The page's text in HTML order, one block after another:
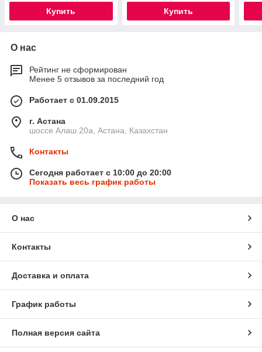
Купить Купить
О нас
Рейтинг не сформирован
Менее 5 отзывов за последний год
Работает с 01.09.2015
г. Астана
шоссе Алаш 20а, Астана, Казахстан
Контакты
Сегодня работает с 10:00 до 20:00
Показать весь график работы
О нас
Контакты
Доставка и оплата
График работы
Полная версия сайта